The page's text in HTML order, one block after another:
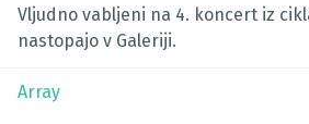
Vljudno vabljeni na 4. koncert iz
nastopajo v Galeriji.
Array